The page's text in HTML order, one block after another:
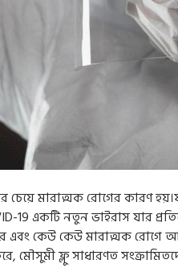
চেয়ে মারাত্মক রোগের কারণ
19 একটি নতুন ভাইরাস যার
কেউ কেউ মারাত্মক রোগে
মৌসুমী ফ্লু সাধারণত